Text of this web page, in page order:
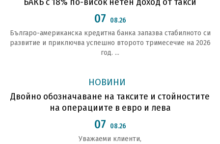
07 08.26
Българо-американска кредитна банка запазва стабилното си
развитие и приключва успешно второто тримесечие на 2026
год. ...
НОВИНИ
Двойно обозначаване на таксите и стойностите
на операциите в евро и лева
07 08.26
Уважаеми клиенти,